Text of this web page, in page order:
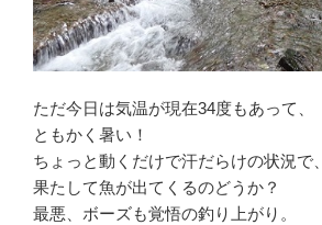
ただ今日は気温が現在34度もあって、
ともかく暑い！
ちょっと動くだけで汗だらけの状況で、
果たして魚が出てくるのどうか？
最悪、ボーズも覚悟の釣り上がり。